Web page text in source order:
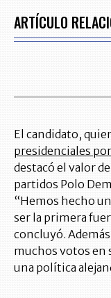
ARTÍCULO
El candidato,
presidenciales
destacó el valor
partidos Polo
“Hemos hecho
ser la primera
concluyó.
muchos votos en
una política